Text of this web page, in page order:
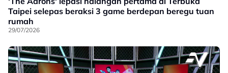
Taipei selepas beraksi 3 game berdepan beregu tuan
rumah
29/07/2026